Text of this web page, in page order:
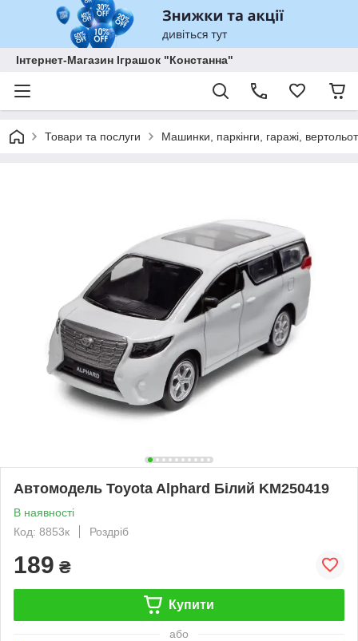
Інтернет-Магазин Іграшок "Констанна"
Товари та послуги Машинки, паркінги, гаражі,
Автомодель Toyota Alphard Білий KM250419
В наявності
Код: 8853к
Роздріб
189 ₴
Купити
або